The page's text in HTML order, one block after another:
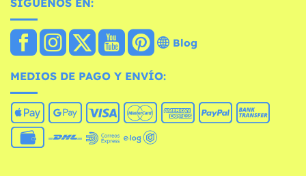
SÍGUENOS EN:
Blog
MEDIOS DE PAGO Y ENVÍO: